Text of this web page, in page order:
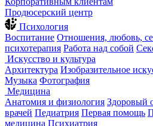
Продюсерский центр
Психология
Воспитание Отношения, любовь,
психотерапия Работа над собой
Искусство и культура
Архитектура Изобразительное
Музыка Фотография
Медицина
Анатомия и физиология Здоровый
врачей Педиатрия Первая помощь
медицина Психиатрия